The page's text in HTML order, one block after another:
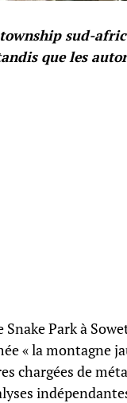
sud-
que les
Snake Park à
« la montagne
chargées de